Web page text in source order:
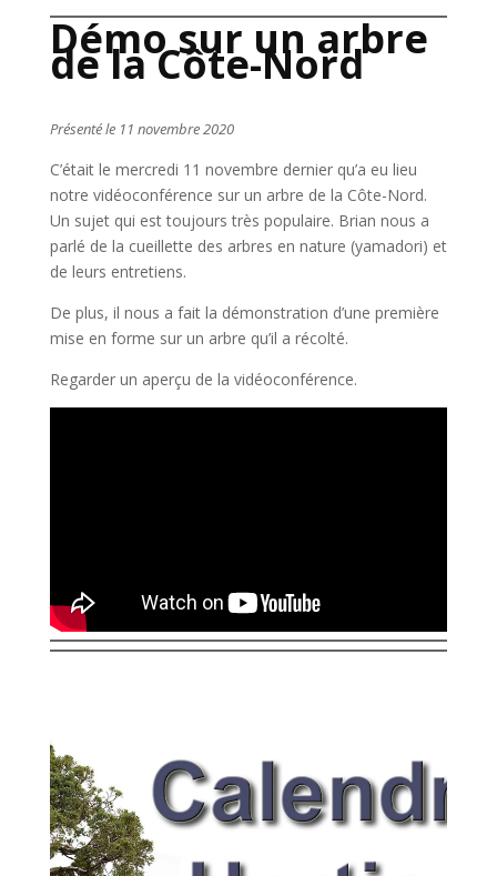
Démo sur un arbre
de la Côte-Nord
Présenté le 11 novembre 2020
C’était le mercredi 11 novembre dernier qu’a eu lieu
notre vidéoconférence sur un arbre de la Côte-Nord.
Un sujet qui est toujours très populaire. Brian nous a
parlé de la cueillette des arbres en nature (yamadori) et
de leurs entretiens.
De plus, il nous a fait la démonstration d’une première
mise en forme sur un arbre qu’il a récolté.
Regarder un aperçu de la vidéoconférence.